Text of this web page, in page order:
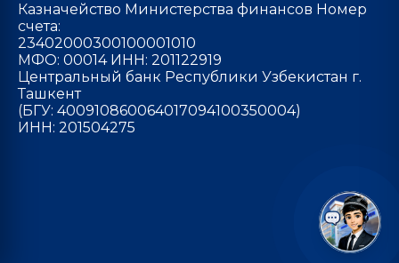
Казначейство Министерства финансов Номер
счета:
23402000300100001010
МФО: 00014 ИНН: 201122919
Центральный банк Республики Узбекистан г.
Ташкент
(БГУ: 400910860064017094100350004)
ИНН: 201504275